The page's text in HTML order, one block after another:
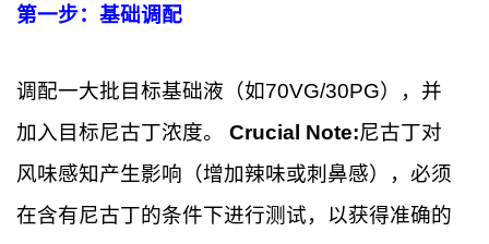
第一步：基础调配
调配一大批目标基础液（如70VG/30PG），并
加入目标尼古丁浓度。 Crucial Note:尼古丁对
风味感知产生影响（增加辣味或刺鼻感），必须
在含有尼古丁的条件下进行测试，以获得准确的